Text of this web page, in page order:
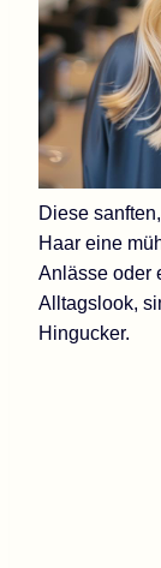
Diese
Haar eine
Anlässe oder
Alltagslook,
Hingucker.